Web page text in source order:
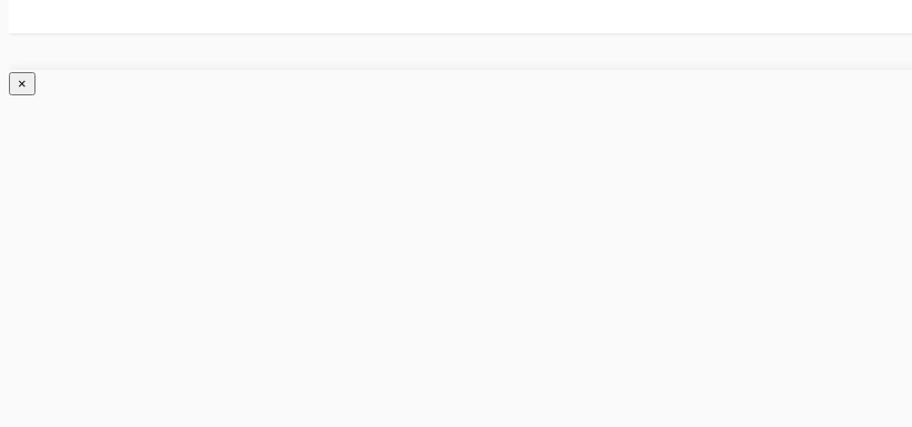
×